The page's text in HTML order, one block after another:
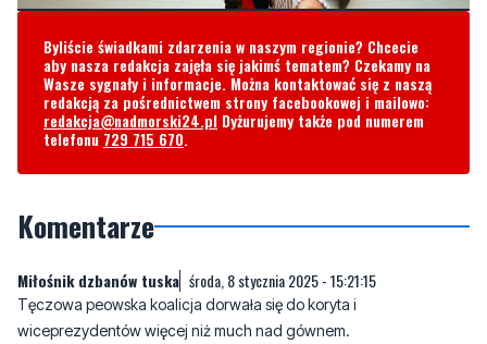
Byliście świadkami zdarzenia w naszym regionie? Chcecie
aby nasza redakcja zajęła się jakimś tematem? Czekamy na
Wasze sygnały i informacje. Można kontaktować się z naszą
redakcją za pośrednictwem strony facebookowej i mailowo:
redakcja@nadmorski24.pl Dyżurujemy także pod numerem
telefonu 729 715 670.
Komentarze
Miłośnik dzbanów tuska środa, 8 stycznia 2025 - 15:21:15
Tęczowa peowska koalicja dorwała się do koryta i
wiceprezydentów więcej niż much nad gównem.